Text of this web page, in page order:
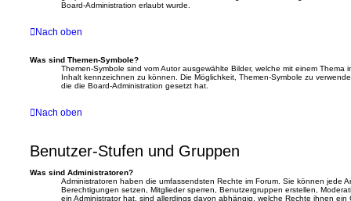
Board-Administration erlaubt wurde.
Nach oben
Was sind Themen-Symbole?
Themen-Symbole sind vom Autor ausgewählte Bilder, welche mit einem
Inhalt kennzeichnen zu können. Die Möglichkeit, Themen-Symbole zu
die die Board-Administration gesetzt hat.
Nach oben
Benutzer-Stufen und Gruppen
Was sind Administratoren?
Administratoren haben die umfassendsten Rechte im Forum. Sie können jede
Berechtigungen setzen, Mitglieder sperren, Benutzergruppen erstellen,
ein Administrator hat, sind allerdings davon abhängig, welche Rechte ihnen